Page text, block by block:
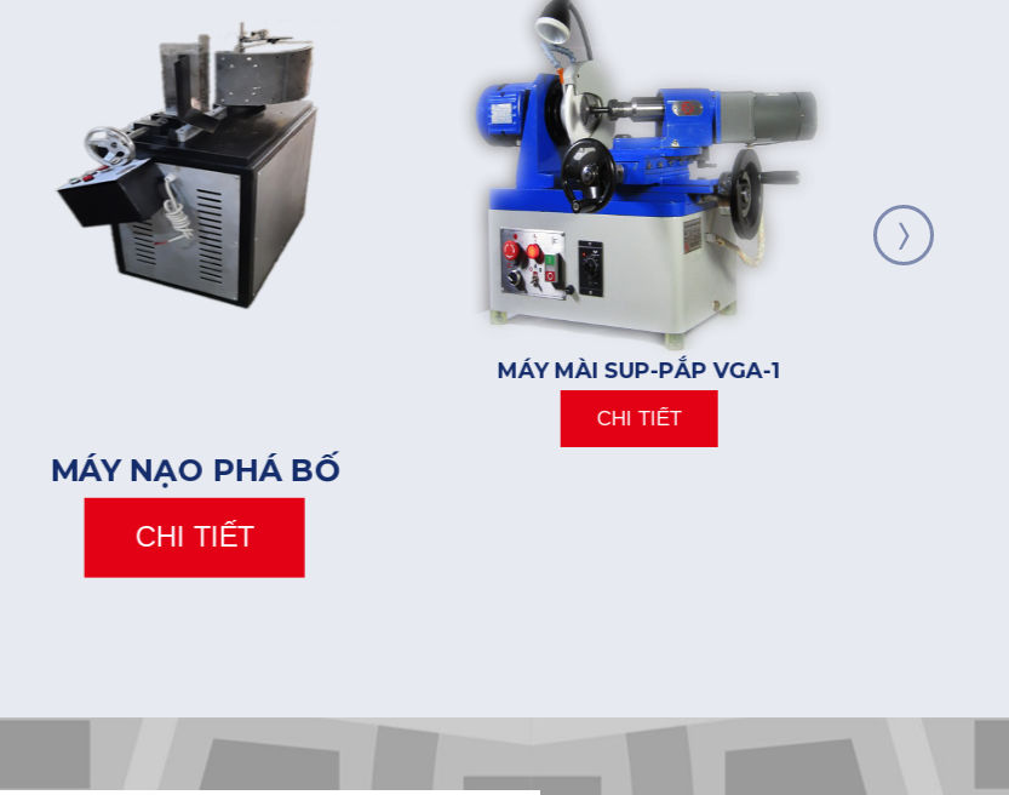
MÁY NẠO PHÁ BỐ
CHI TIẾT
MÁY MÀI SUP-PẮP VGA-1
CHI TIẾT